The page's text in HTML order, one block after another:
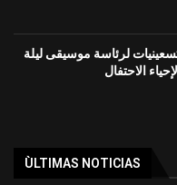
لرئاسة موسيقى ليلة
ÙLTIMAS NOTICIAS